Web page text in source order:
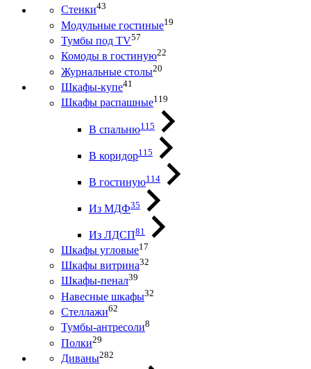
Стенки43
Модульные гостиные19
Тумбы под ТV57
Комоды в гостиную22
Журнальные столы20
Шкафы-купе41
Шкафы распашные119
В спальню115
В коридор115
В гостиную114
Из МДФ35
Из ЛДСП81
Шкафы угловые17
Шкафы витрина32
Шкафы-пенал39
Навесные шкафы32
Стеллажи62
Тумбы-антресоли8
Полки29
Диваны282